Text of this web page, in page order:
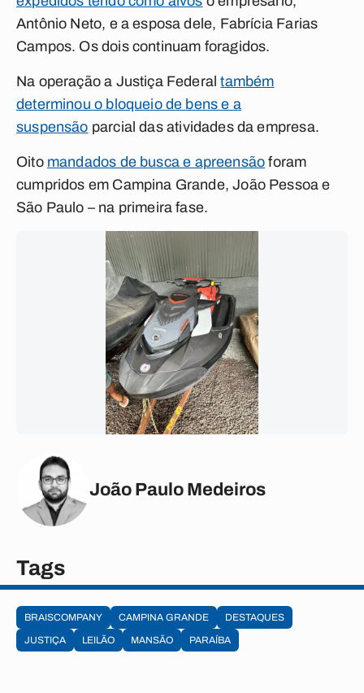
Antônio Neto, e a esposa dele, Fabrícia Farias
Campos. Os dois continuam foragidos.
Na operação a Justiça Federaltambém
determinou o bloqueio de bens e a
suspensão parcial das atividades da empresa.
Oito mandados de busca e apreensão foram
cumpridos em Campina Grande, João Pessoa e
São Paulo – na primeira fase.
João Paulo Medeiros
Tags
BRAISCOMPANY CAMPINA GRANDE
DESTAQUES
JUSTIÇA
LEILÃO MANSÃO PARAÍBA